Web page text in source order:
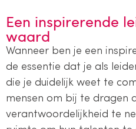
Een inspirerende
waard
Wanneer ben je een
de essentie dat je als
die je duidelijk weet te
mensen om bij te dragen
verantwoordelijkheid te